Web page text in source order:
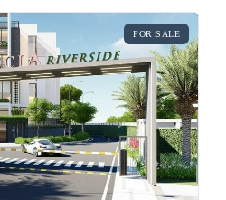
FOR SALE